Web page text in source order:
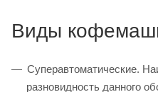
Виды
Суперавтоматические.
разновидность данного